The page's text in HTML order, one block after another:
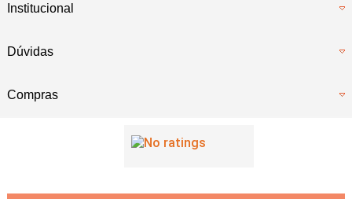
Institucional
Dúvidas
Compras